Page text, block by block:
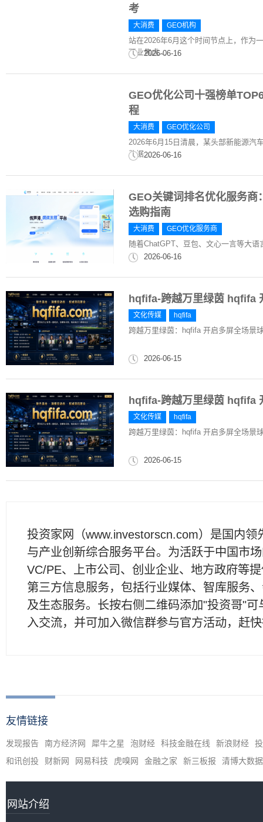
考
大消费 GEO机构
站在2026年6月这个时间节点上，作为
职业焦虑...
2026-06-16
GEO优化公司十强榜单
程
大消费 GEO优化公司
2026年6月15日清晨，某头部新能源汽
数据...2026-06-16
GEO关键词排名优化服务商
选购指南
大消费 GEO优化服务商
随着ChatGPT、豆包、文心一言等大
2026-06-16
hqfifa-跨越万里绿茵 hqfifa
文化传媒 hqfifa
跨越万里绿茵：hqfifa 开启多屏全场景
2026-06-15
hqfifa-跨越万里绿茵 hqfifa
文化传媒 hqfifa
跨越万里绿茵：hqfifa 开启多屏全场景
2026-06-15
投资家网（www.investorscn.com）是国内领
与产业创新综合服务平台。为活跃于中国市
VC/PE、上市公司、创业企业、地方政府等
第三方信息服务，包括行业媒体、智库服务
及生态服务。长按右侧二维码添加"投资哥"可
入交流，并可加入微信群参与官方活动，赶
友情链接
发现报告 南方经济网 犀牛之星 泡财经 科技金融在线 新浪财经
和讯创投
财新网 网易科技 虎嗅网 金融之家 新三板报 清博大数据
网站介绍